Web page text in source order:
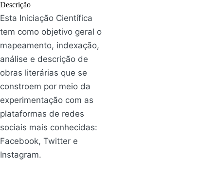
Descrição
Esta Iniciação Científica
tem como objetivo geral o
mapeamento, indexação,
análise e descrição de
obras literárias que se
constroem por meio da
experimentação com as
plataformas de redes
sociais mais conhecidas:
Facebook, Twitter e
Instagram.